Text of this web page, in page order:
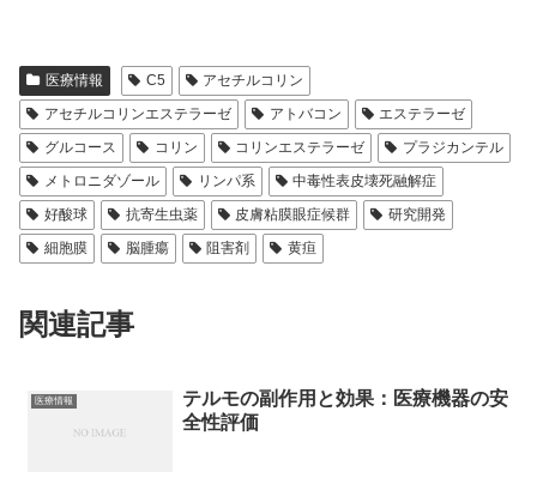
医療情報 C5
アセチルコリン
アセチルコリンエステラーゼ
アトバコン
エステラーゼ
グルコース
コリン コリンエステラーゼ
プラジカンテル
メトロニダゾール
リンパ系
中毒性表皮壊死融解症
好酸球
抗寄生虫薬 皮膚粘膜眼症候群
研究開発
細胞膜
脳腫瘍 阻害剤 黄疸
関連記事
医療情報
テルモの副作用と効果：医療機器の安
全性評価